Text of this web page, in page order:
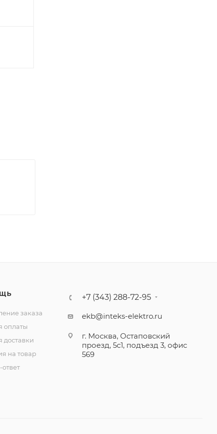
заказа
оплаты
доставки
на товар
+7 (343) 288-72-95
ekb@inteks-elektro.ru
г. Москва, Остаповский
проезд, 5с1, подъезд 3, офис
569